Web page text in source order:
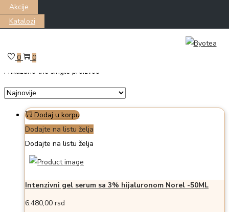
Akcije
Katalozi
to
navigation
to
content
0 0
Prikazano the single proizvod
Dodaj u korpu
Dodajte na listu želja
Dodajte na listu želja
Intenzivni gel serum sa 3% hijaluronom Norel -50ML
6.480,00 rsd